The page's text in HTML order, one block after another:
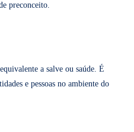
preconceito.
a salve ou saúde. É
e pessoas no ambiente do